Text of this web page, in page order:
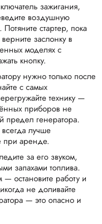
зажигания,
воздушную
стартер, пока
заслонку в
моделях с
кнопку.
нужно только после
с самых
технику —
приборов не
предел генератора.
лучше
при аренде.
за его звуком,
запахами топлива.
— остановите работу и
не доливайте
— это опасно и